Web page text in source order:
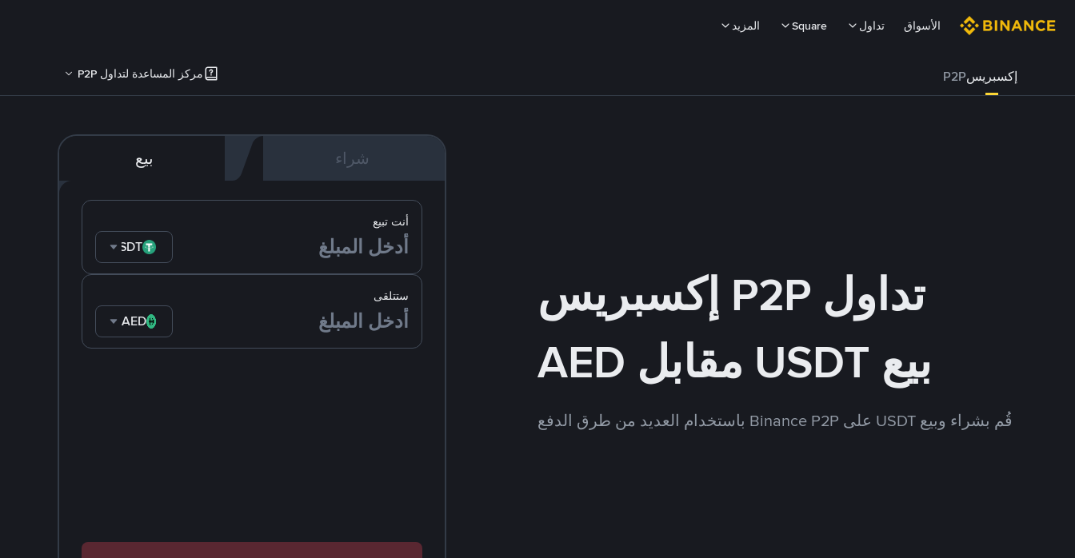
الأسواق تداول Square المزيد
إكسبريسP2P مركز المساعدة لتداول P2P
تداول P2P إكسبريس
بيع USDT مقابل AED
قُم بشراء وبيع USDT على Binance P2P باستخدام العديد من طرق الدفع
شراء بيع
ستتلقى
AED
أنت تبيع
USDT